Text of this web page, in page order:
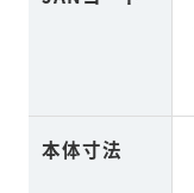
本体寸法